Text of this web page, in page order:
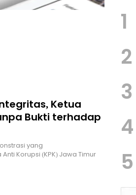
Ketua
Bukti terhadap
yang
Korupsi (KPK) Jawa Timur
1
2
3
4
5